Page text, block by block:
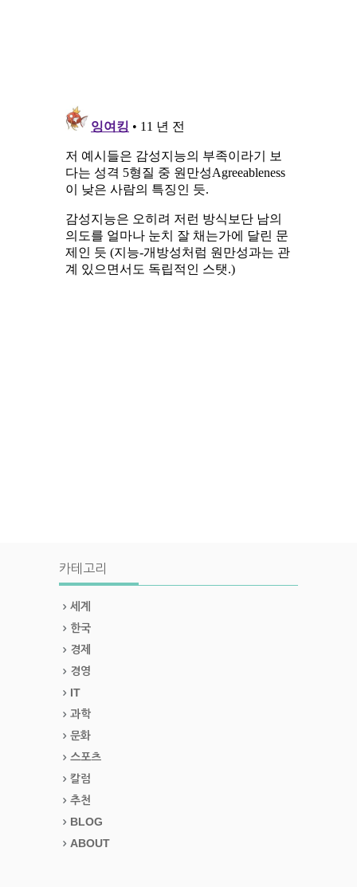
카테고리
세계
한국
경제
경영
IT
과학
문화
스포츠
칼럼
추천
BLOG
ABOUT